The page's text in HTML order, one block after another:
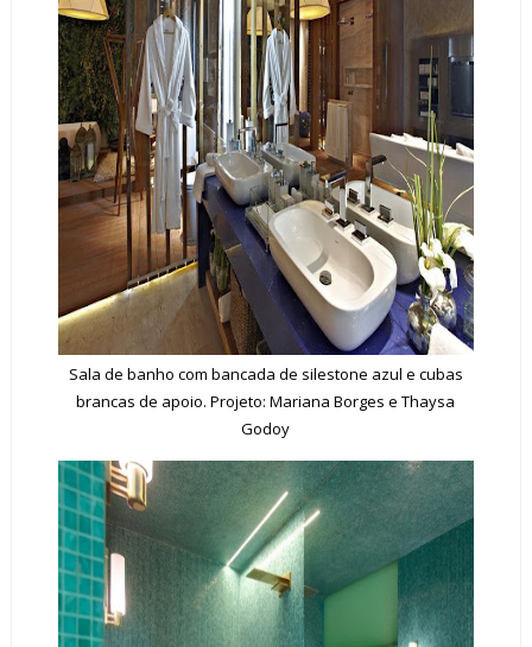
Sala de banho com bancada de silestone azul e cubas
brancas de apoio. Projeto: Mariana Borges e Thaysa
Godoy